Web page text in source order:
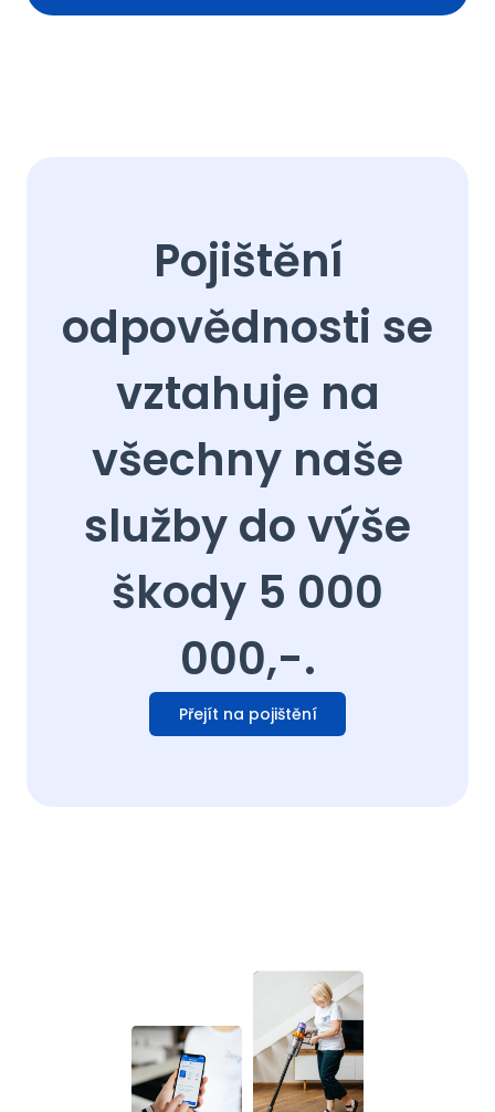
Pojištění
odpovědnosti se
vztahuje na
všechny naše
služby do výše
škody 5 000
000,-.
Přejít na pojištění